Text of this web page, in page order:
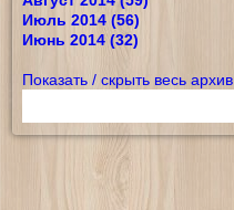
Июль 2014 (56)
Июнь 2014 (32)
Показать / скрыть весь архив